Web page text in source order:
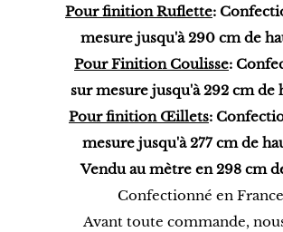
Pour finition Ruflette:
mesure jusqu'à 290 cm de
Pour Finition Coulisse:
sur mesure jusqu'à 292cm de
Pour finition Œillets:
mesure jusqu'à 277 cm de
Vendu au mètre en 298 cm
Confectionné en
Avant toute commande,